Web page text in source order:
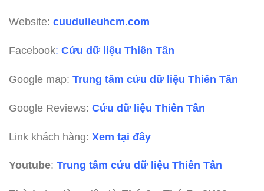
Website: cuudulieuhcm.com
Facebook: Cứu dữ liệu Thiên Tân
Google map: Trung tâm cứu dữ liệu Thiên Tân
Google Reviews: Cứu dữ liệu Thiên Tân
Link khách hàng: Xem tại đây
Youtube: Trung tâm cứu dữ liệu Thiên Tân